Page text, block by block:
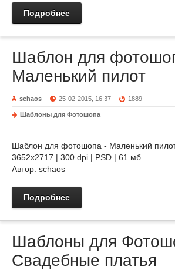
Подробнее
Шаблон для
Маленький пилот
schaos 25-02-2015, 16:37 1889
Шаблоны для Фотошопа
Шаблон для фотошопа - Маленький
3652х2717 | 300 dpi | PSD | 61 мб
Автор: schaos
Подробнее
Шаблоны для
Свадебные платья